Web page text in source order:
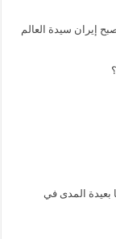
إيران سيدة العالم
بعيدة المدى في